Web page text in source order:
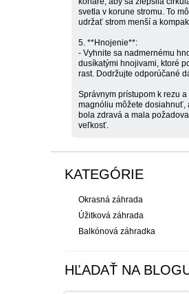
svetla v korune stromu. To
udržať strom menší a
5. **Hnojenie**:
- Vyhnite sa nadmernému
dusíkatými hnojivami, ktoré
rast. Dodržujte odporúčané
Správnym prístupom k rezu
magnóliu môžete dosiahnuť,
bola zdravá a mala
veľkosť.
KATEGÓRIE
Okrasná záhrada
Úžitková záhrada
Balkónová záhradka
HĽADAŤ NA